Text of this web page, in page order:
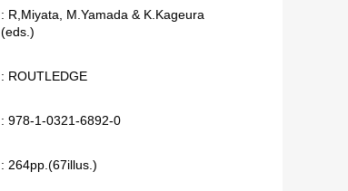
: R,Miyata, M.Yamada & K.Kageura
(eds.)
: ROUTLEDGE
: 978-1-0321-6892-0
: 264pp.(67illus.)